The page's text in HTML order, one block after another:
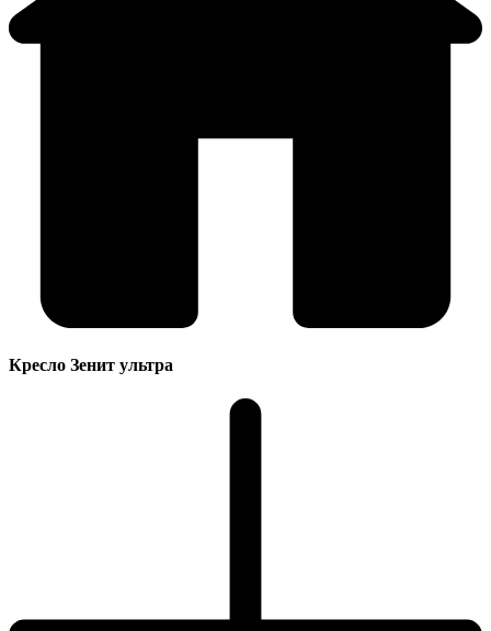
Кресло Зенит ультра